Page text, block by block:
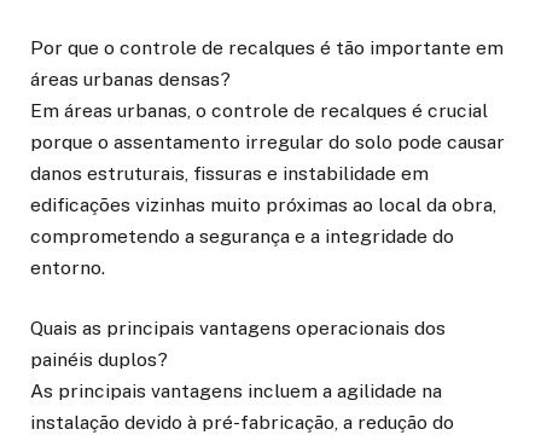
Por que o controle de recalques é tão importante em
áreas urbanas densas?
Em áreas urbanas, o controle de recalques é crucial
porque o assentamento irregular do solo pode causar
danos estruturais, fissuras e instabilidade em
edificações vizinhas muito próximas ao local da obra,
comprometendo a segurança e a integridade do
entorno.
Quais as principais vantagens operacionais dos
painéis duplos?
As principais vantagens incluem a agilidade na
instalação devido à pré-fabricação, a redução do